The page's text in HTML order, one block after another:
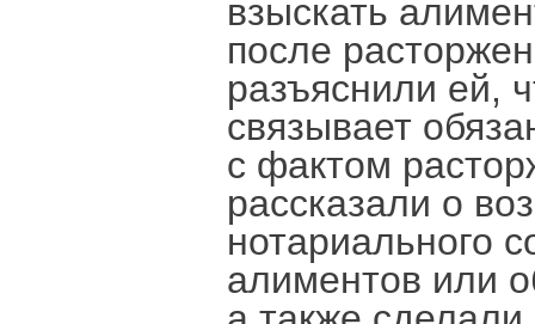
взыскать
после
разъяснили ей,
связывает
с фактом
рассказали о
нотариального
алиментов или